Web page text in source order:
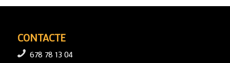
CONTACTE
678 78 13 04